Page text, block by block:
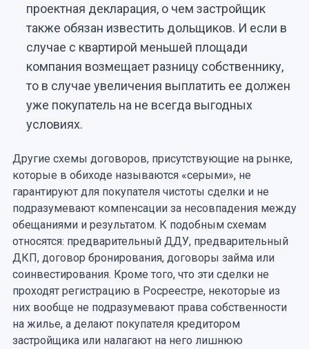
проектная декларация, о чем застройщик
также обязан известить дольщиков. И если в
случае с квартирой меньшей площади
компания возмещает разницу собственнику,
то в случае увеличения выплатить ее должен
уже покупатель на не всегда выгодных
условиях.
Другие схемы договоров, присутствующие на рынке,
которые в обиходе называются «серыми», не
гарантируют для покупателя чистоты сделки и не
подразумевают компенсации за несовпадения между
обещаниями и результатом. К подобным схемам
относятся: предварительный ДДУ, предварительный
ДКП, договор бронирования, договоры займа или
соинвестирования. Кроме того, что эти сделки не
проходят регистрацию в Росреестре, некоторые из
них вообще не подразумевают права собственности
на жилье, а делают покупателя кредитором
застройщика или налагают на него лишнюю